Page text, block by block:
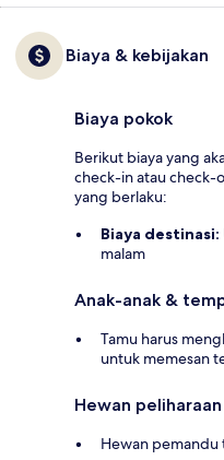
Biaya & kebijakan
Biaya pokok
Berikut biaya yang
check-in atau check-
yang berlaku:
Biaya destinasi:
malam
Anak-anak &
Tamu harus
untuk memesan
Hewan peliharaan
Hewan pemandu